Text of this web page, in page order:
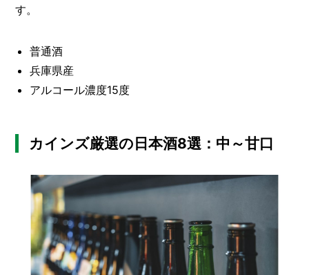
す。
普通酒
兵庫県産
アルコール濃度15度
カインズ厳選の日本酒8選：中～甘口